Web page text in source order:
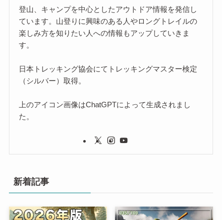
登山、キャンプを中心としたアウトドア情報を発信し
ています。山登りに興味のある人やロングトレイルの
楽しみ方を知りたい人への情報もアップしていきま
す。
日本トレッキング協会にてトレッキングマスター検定
（シルバー）取得。
上のアイコン画像はChatGPTによって生成されまし
た。
新着記事